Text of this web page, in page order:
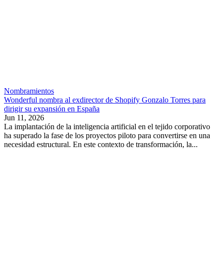
Nombramientos
Wonderful nombra al exdirector de Shopify Gonzalo Torres para
dirigir su expansión en España
Jun 11, 2026
La implantación de la inteligencia artificial en el tejido corporativo
ha superado la fase de los proyectos piloto para convertirse en una
necesidad estructural. En este contexto de transformación, la...